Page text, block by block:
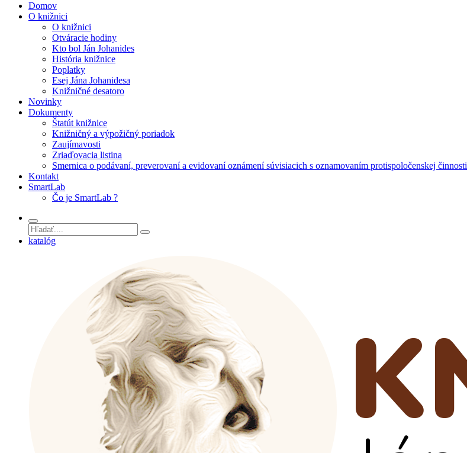
Domov
O knižnici
O knižnici
Otváracie hodiny
Kto bol Ján Johanides
História knižnice
Poplatky
Esej Jána Johanidesa
Knižničné desatoro
Novinky
Dokumenty
Štatút knižnice
Knižničný a výpožičný poriadok
Zaujímavosti
Zriaďovacia listina
Smernica o podávaní, preverovaní a evidovaní oznámení súvisiacich s oznamovaním protispoločenskej činnosti
Kontakt
SmartLab
Čo je SmartLab ?
katalóg